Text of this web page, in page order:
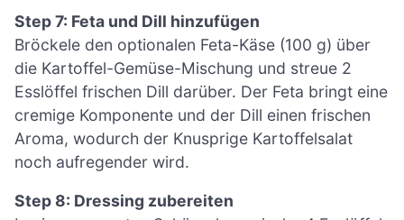
Step 7: Feta und Dill hinzufügen
Bröckele den optionalen Feta-Käse (100 g) über
die Kartoffel-Gemüse-Mischung und streue 2
Esslöffel frischen Dill darüber. Der Feta bringt eine
cremige Komponente und der Dill einen frischen
Aroma, wodurch der Knusprige Kartoffelsalat
noch aufregender wird.
Step 8: Dressing zubereiten